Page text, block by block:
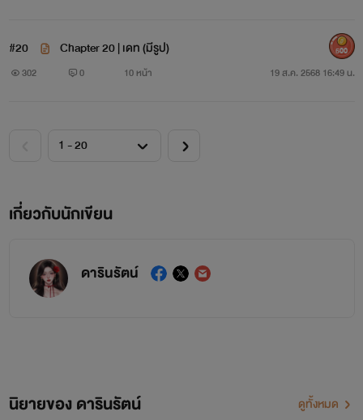
#20 Chapter 20 | เดท (มีรูป)
302 0 10 หน้า 19 ส.ค. 2568 16:49 น.
500
เกี่ยวกับนักเขียน
ดารินรัตน์
นิยายของ ดารินรัตน์ ดูทั้งหมด